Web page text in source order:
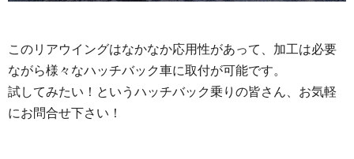
このリアウイングはなかなか応用性があって、加工は必要
ながら様々なハッチバック車に取付が可能です。
試してみたい！というハッチバック乗りの皆さん、お気軽
にお問合せ下さい！